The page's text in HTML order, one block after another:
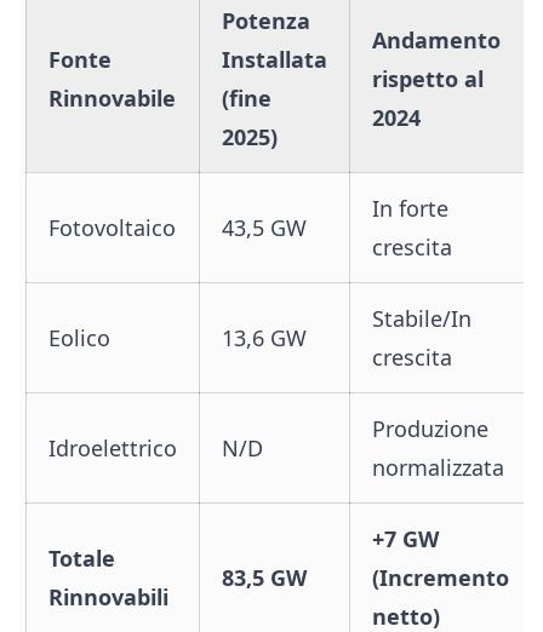
Fonte
Rinnovabile
Potenza
Installata
(fine
2025)
Andamento
rispetto al
2024
Fotovoltaico 43,5 GW
In forte
crescita
Eolico 13,6 GW
Stabile/In
crescita
Idroelettrico N/D
Produzione
normalizzata
Totale
Rinnovabili
83,5 GW
+7 GW
(Incremento
netto)